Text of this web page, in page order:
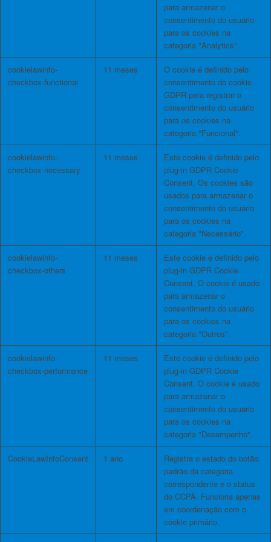
para armazenar o
consentimento do usuário
para os cookies na
categoria "Analytics".
cookielawinfo-
checkbox-functional
11 meses
O cookie é definido pelo
consentimento do cookie
GDPR para registrar o
consentimento do usuário
para os cookies na
categoria "Funcional".
cookielawinfo-
checkbox-necessary
11 meses
Este cookie é definido pelo
plug-in GDPR Cookie
Consent. Os cookies são
usados ​​para armazenar o
consentimento do usuário
para os cookies na
categoria "Necessário".
cookielawinfo-
checkbox-others
11 meses
Este cookie é definido pelo
plug-in GDPR Cookie
Consent. O cookie é usado
para armazenar o
consentimento do usuário
para os cookies na
categoria "Outros".
cookielawinfo-
checkbox-performance
11 meses
Este cookie é definido pelo
plug-in GDPR Cookie
Consent. O cookie é usado
para armazenar o
consentimento do usuário
para os cookies na
categoria "Desempenho".
CookieLawInfoConsent 1 ano
Registra o estado do botão
padrão da categoria
correspondente e o status
do CCPA. Funciona apenas
em coordenação com o
cookie primário.